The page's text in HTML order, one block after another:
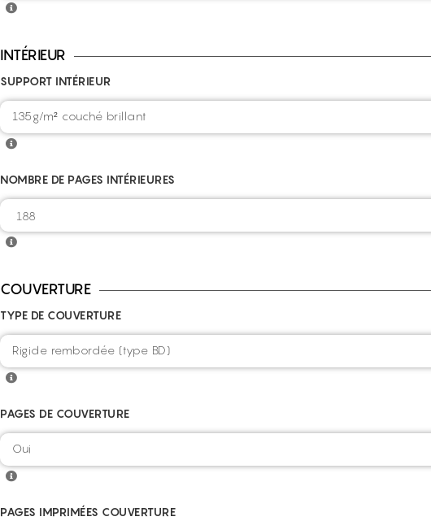
INTÉRIEUR
SUPPORT INTÉRIEUR
135g/m² couché brillant
NOMBRE DE PAGES INTÉRIEURES
COUVERTURE
TYPE DE COUVERTURE
Rigide rembordée (type BD)
PAGES DE COUVERTURE
Oui
PAGES IMPRIMÉES COUVERTURE